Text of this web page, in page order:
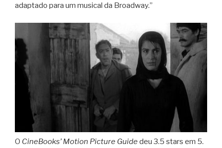
adaptado para um musical da Broadway.”
O CineBooks’ Motion Picture Guide deu 3.5 stars em 5.